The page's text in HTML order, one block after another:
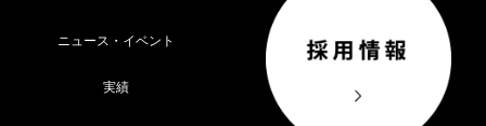
ニュース・イベント
実績